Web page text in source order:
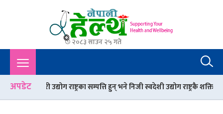
Nepali Health
A Complete Health News Portal From Nepal : Article, Tips,
Sex, Beauty, Policy, Interview, International Health, Nepal
Health,
२०८३ साउन २५ गते
अपडेट
राष्ट्रका सम्पत्ति हुन् भने निजी स्वदेशी उद्योग राष्ट्रकै शक्ति हुन्’ गर्मी